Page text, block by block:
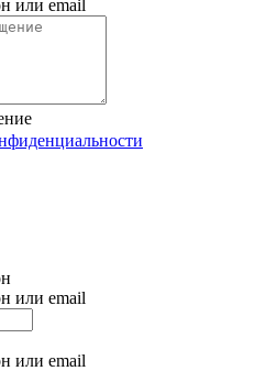
или email
или email
или email